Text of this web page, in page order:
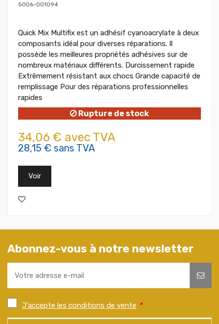
5006-001094
Quick Mix Multifix est un adhésif cyanoacrylate à deux
composants idéal pour diverses réparations. Il
possède les meilleures propriétés adhésives sur de
nombreux matériaux différents. Durcissement rapide
Extrêmement résistant aux chocs Grande capacité de
remplissage Pour des réparations professionnelles
rapides
Rupture de stock
34,06 € avec TVA
28,15 € sans TVA
Voir
Abonnez-vous à notre newsletter
J'accepte les conditions de vente *